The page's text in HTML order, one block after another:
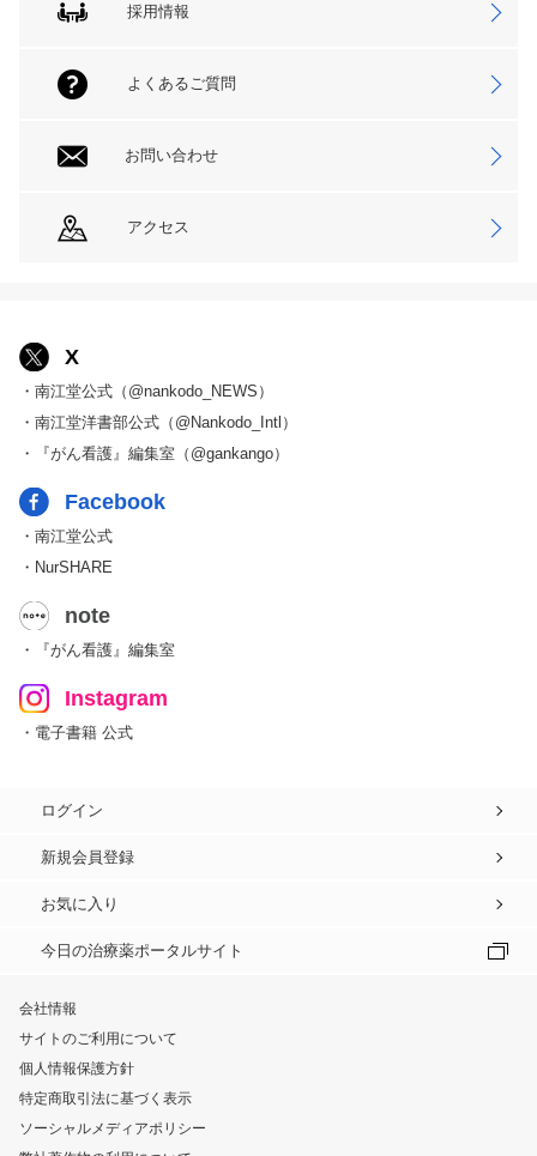
採用情報
よくあるご質問
お問い合わせ
アクセス
X
・南江堂公式（@nankodo_NEWS）
・南江堂洋書部公式（@Nankodo_Intl）
・『がん看護』編集室（@gankango）
Facebook
・南江堂公式
・NurSHARE
note
・『がん看護』編集室
Instagram
・電子書籍 公式
ログイン
新規会員登録
お気に入り
今日の治療薬ポータルサイト
会社情報
サイトのご利用について
個人情報保護方針
特定商取引法に基づく表示
ソーシャルメディアポリシー